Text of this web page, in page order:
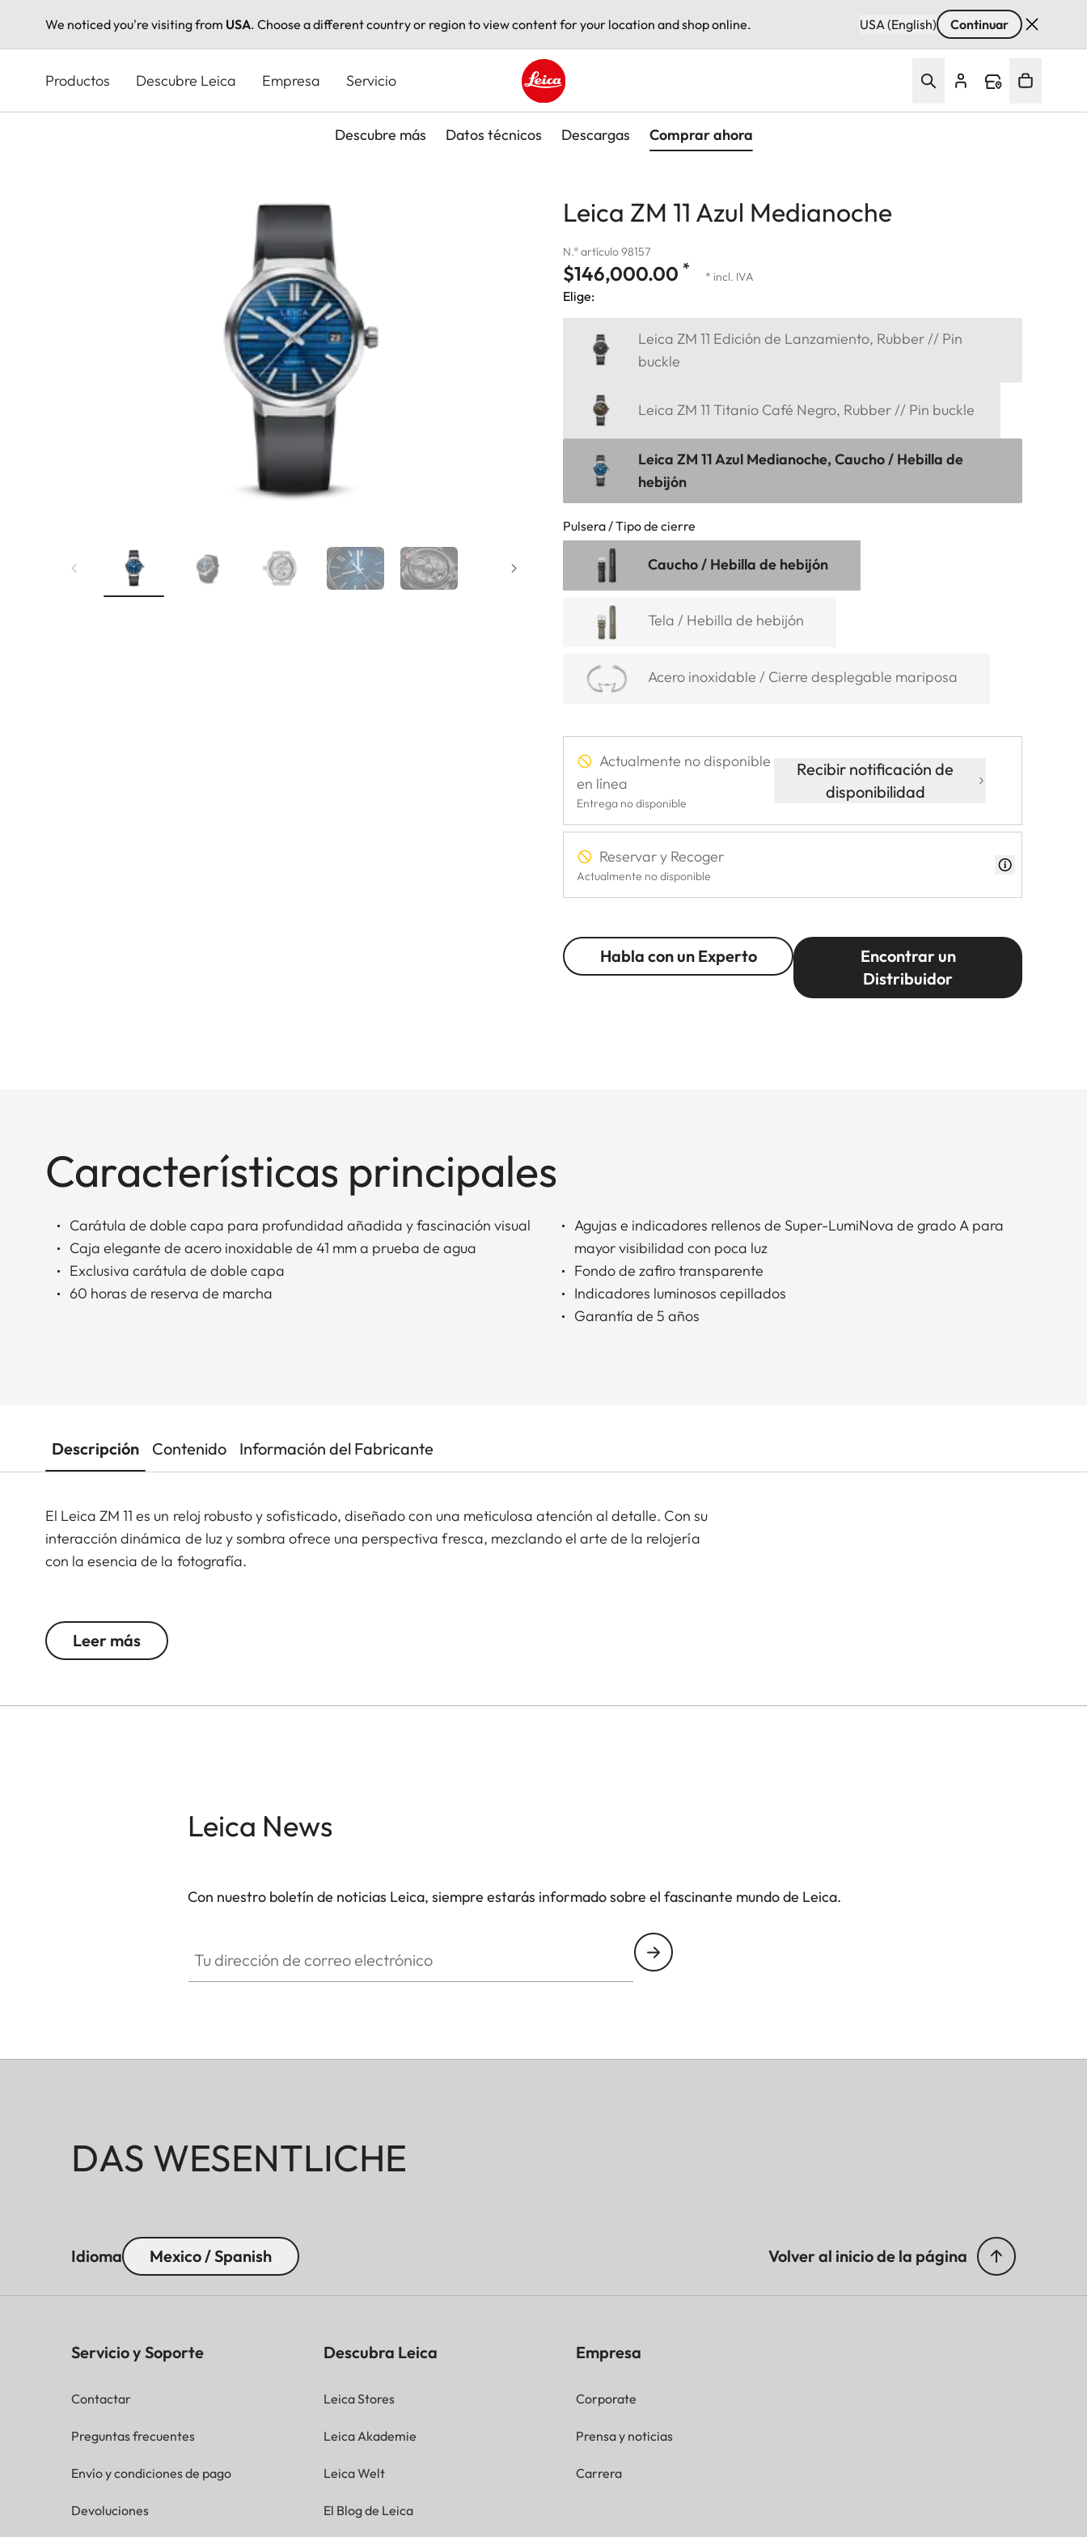
We noticed you're visiting from USA. Choose a different country or region to view content for your location and shop online. USA (English) Continuar
principal
Productos Descubre Leica Empresa Servicio
Leica logo - Home
Descubre más Datos técnicos Descargas Comprar ahora
Leica ZM 11 Azul Medianoche
N.º artículo 98157
$146,000.00 * * incl. IVA
Elige:
Leica ZM 11 Edición de Lanzamiento, Rubber // Pin
buckle
Leica ZM 11 Titanio Café Negro, Rubber // Pin buckle
Leica ZM 11 Azul Medianoche, Caucho / Hebilla de
hebijón
Pulsera / Tipo de cierre
Caucho / Hebilla de hebijón
Tela / Hebilla de hebijón
Acero inoxidable / Cierre desplegable mariposa
Actualmente no disponible
en línea
Entrega no disponible
Recibir notificación de
disponibilidad
Reservar y Recoger
Actualmente no disponible
Habla con un Experto
Encontrar un
Distribuidor
Características principales
Carátula de doble capa para profundidad añadida y fascinación visual
Caja elegante de acero inoxidable de 41 mm a prueba de agua
Exclusiva carátula de doble capa
60 horas de reserva de marcha
Agujas e indicadores rellenos de Super-LumiNova de grado A para
mayor visibilidad con poca luz
Fondo de zafiro transparente
Indicadores luminosos cepillados
Garantía de 5 años
Descripción Contenido Información del Fabricante
El Leica ZM 11 es un reloj robusto y sofisticado, diseñado con una meticulosa atención al detalle. Con su
interacción dinámica de luz y sombra ofrece una perspectiva fresca, mezclando el arte de la relojería
con la esencia de la fotografía.
el ZM 11 proporciona una medición precisa del tiempo y una reserva de marcha de 60 horas, medido
en cinco posiciones para una precisión óptima.
El Leica Easy Change System (Sistema de Cambio Fácil Leica), inspirado en el bloqueo de objetivos
combinando calidad y comodidad con diseño atemporal.
Leer más
Leica News
Con nuestro boletín de noticias Leica, siempre estarás informado sobre el fascinante mundo de Leica.
DAS WESENTLICHE
Idioma Mexico / Spanish Volver al inicio de la página
Servicio y Soporte
Contactar
Preguntas frecuentes
Envío y condiciones de pago
Devoluciones
Descubra Leica
Leica Stores
Leica Akademie
Leica Welt
El Blog de Leica
Empresa
Corporate
Prensa y noticias
Carrera